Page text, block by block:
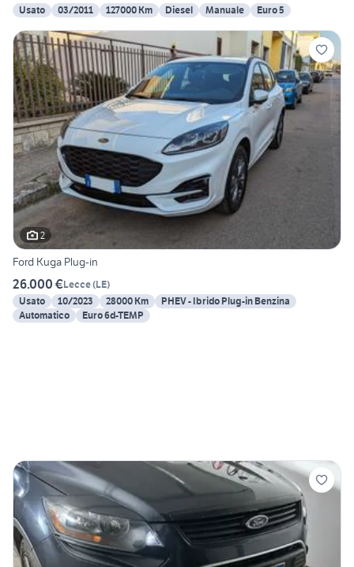
Usato
03/2011 127000 Km Diesel Manuale Euro 5
2
Ford Kuga Plug-in
26.000 €Lecce(LE)
Usato
10/2023 28000 Km
PHEV - Ibrido Plug-in Benzina
Automatico
Euro 6d-TEMP